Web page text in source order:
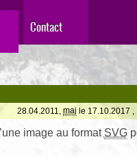
Contact
28.04.2011,maj le 17.10.2017 ,
image au format SVG